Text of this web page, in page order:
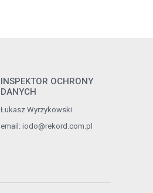
INSPEKTOR OCHRONY
DANYCH
Łukasz Wyrzykowski
email: iodo@rekord.com.pl